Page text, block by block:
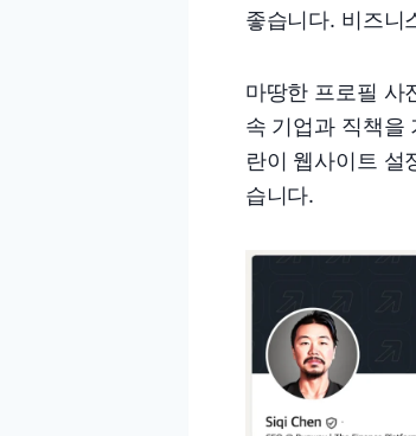
좋습니다. 비즈니
마땅한 프로필 사
속 기업과 직책을
란이 웹사이트 설
습니다.